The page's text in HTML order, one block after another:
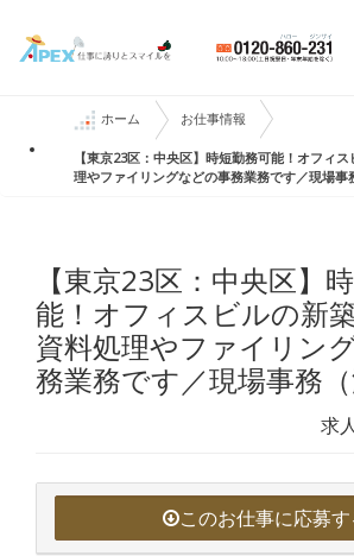
ホーム お仕事情報
【東京23区：中央区】時短勤務可能！オフィ
理やファイリングなどの事務業務です／現場事
【東京23区：中央区】
能！オフィスビルの新
資料処理やファイリン
務業務です／現場事務（
求
このお仕事に応募す